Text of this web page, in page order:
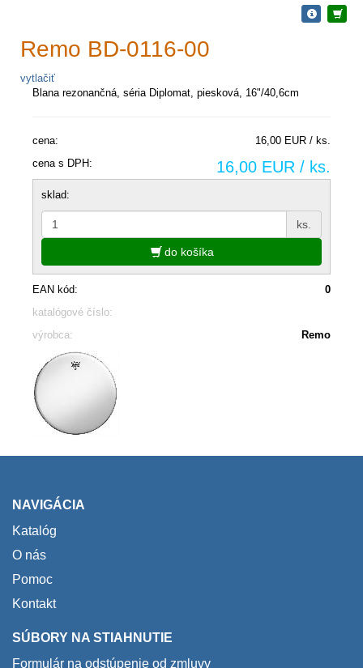
Remo BD-0116-00
vytlačiť
Blana rezonančná, séria Diplomat, piesková, 16"/40,6cm
cena:
16,00 EUR / ks.
cena s DPH:
16,00 EUR / ks.
sklad:
ks.
do košíka
EAN kód:
0
katalógové číslo:
výrobca:
Remo
NAVIGÁCIA
Katalóg
O nás
Pomoc
Kontakt
SÚBORY NA STIAHNUTIE
Formulár na odstúpenie od zmluvy